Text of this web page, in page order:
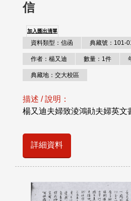
信
加入匯出清單
資料類型：信函 典藏號：101-
作者：楊又迪 數量：1件
典藏地：交大校區
描述 / 說明：
楊又迪夫婦致淩鴻勛夫婦英文
詳細資料